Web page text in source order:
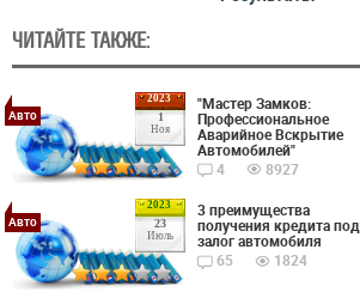
ЧИТАЙТЕ ТАКЖЕ:
2023
1
Ноя
Авто
"Мастер Замков:
Профессиональное
Аварийное Вскрытие
Автомобилей"
4
8927
2023
23
Июль
Авто
3 преимущества
получения кредита под
залог автомобиля
65
1824